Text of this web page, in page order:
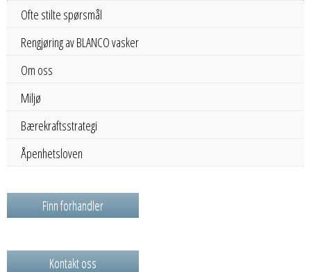
Ofte stilte spørsmål
Rengjøring av BLANCO vasker
Om oss
Miljø
Bærekraftsstrategi
Åpenhetsloven
Finn forhandler
Kontakt oss